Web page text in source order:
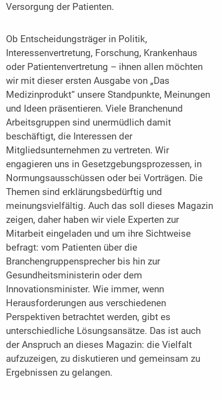
Versorgung der Patienten.
Ob Entscheidungsträger in Politik,
Interessenvertretung, Forschung, Krankenhaus
oder Patientenvertretung – ihnen allen möchten
wir mit dieser ersten Ausgabe von „Das
Medizinprodukt“ unsere Standpunkte, Meinungen
und Ideen präsentieren. Viele Branchenund
Arbeitsgruppen sind unermüdlich damit
beschäftigt, die Interessen der
Mitgliedsunternehmen zu vertreten. Wir
engagieren uns in Gesetzgebungsprozessen, in
Normungsausschüssen oder bei Vorträgen. Die
Themen sind erklärungsbedürftig und
meinungsvielfältig. Auch das soll dieses Magazin
zeigen, daher haben wir viele Experten zur
Mitarbeit eingeladen und um ihre Sichtweise
befragt: vom Patienten über die
Branchengruppensprecher bis hin zur
Gesundheitsministerin oder dem
Innovationsminister. Wie immer, wenn
Herausforderungen aus verschiedenen
Perspektiven betrachtet werden, gibt es
unterschiedliche Lösungsansätze. Das ist auch
der Anspruch an dieses Magazin: die Vielfalt
aufzuzeigen, zu diskutieren und gemeinsam zu
Ergebnissen zu gelangen.